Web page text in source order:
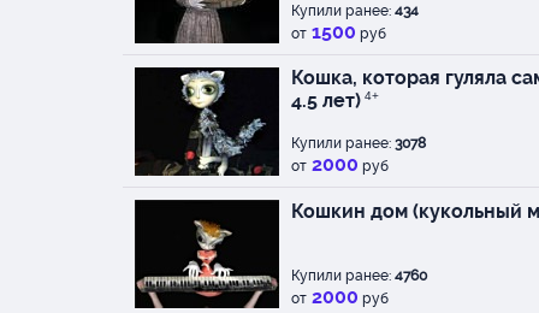
Купили ранее: 434
от 1500 руб
Кошка, которая гуляла
4.5 лет) 4+
Купили ранее: 3078
от 2000 руб
Кошкин дом (кукольный
Купили ранее: 4760
от 2000 руб